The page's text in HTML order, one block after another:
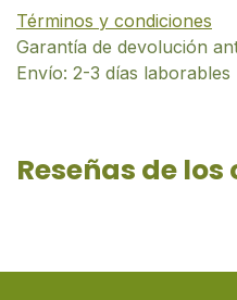
Términos y condiciones
Garantía de devolución
Envío: 2-3 días laborables
Reseñas de